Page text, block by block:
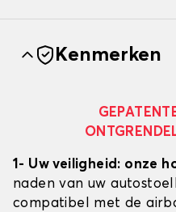
Kenmerken
1- Uw veiligheid: onze
naden van uw
compatibel met de